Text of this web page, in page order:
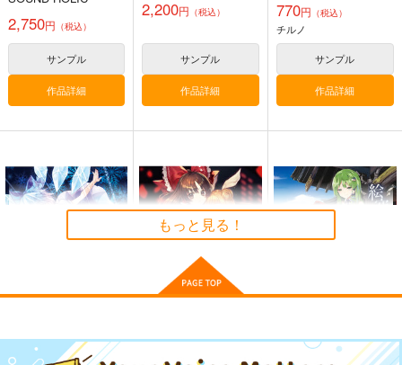
京 ～ Artificial Utopia
1,320円（税込）
東方Project
サンプル
2,750円 （税込）
サンプル
作品詳細
2,200円 （税込）
サンプル
作品詳細
770円 （税込）
チルノ
サンプル
作品詳細
Amateras Records
少女フラクタル
もっと見る！